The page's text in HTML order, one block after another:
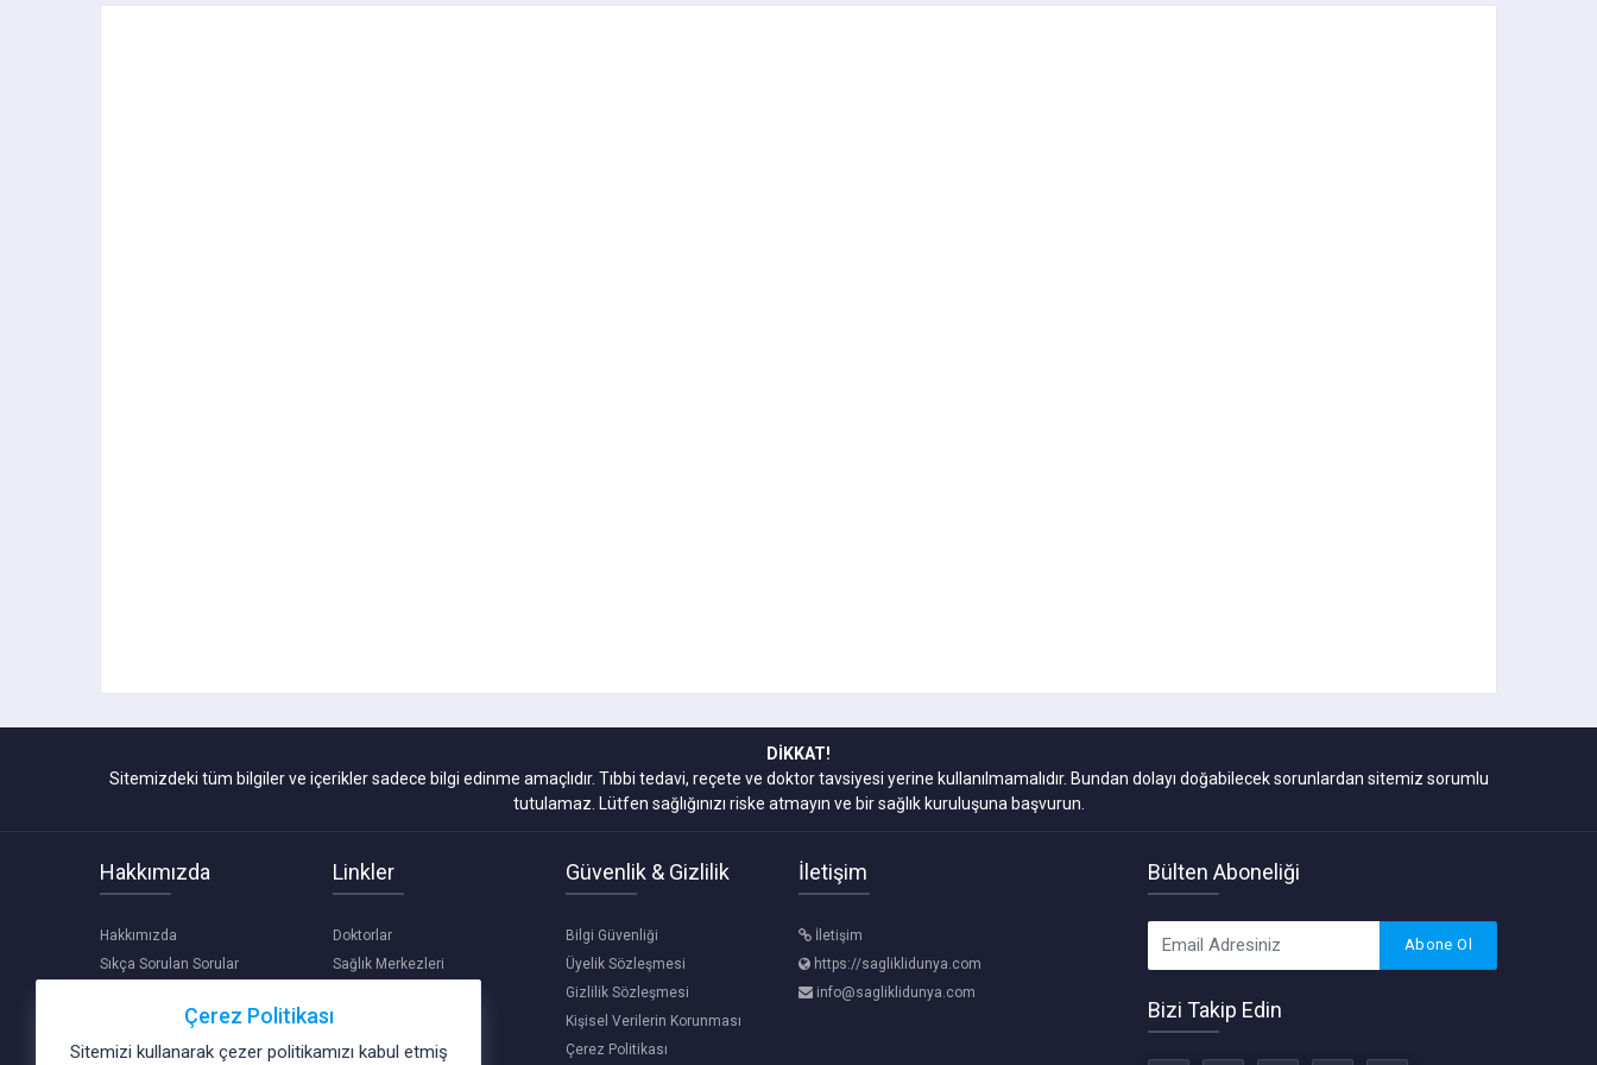
DİKKAT!
Sitemizdeki tüm bilgiler ve içerikler sadece bilgi edinme amaçlıdır. Tıbbi tedavi, reçete ve doktor tavsiyesi yerine kullanılmamalıdır. Bundan dolayı doğabilecek sorunlardan sitemiz sorumlu
tutulamaz. Lütfen sağlığınızı riske atmayın ve bir sağlık kuruluşuna başvurun.
Hakkımızda
Hakkımızda
Sıkça Sorulan Sorular
Site Haritası
Linkler
Doktorlar
Sağlık Merkezleri
Videolar
Haberler
Güvenlik & Gizlilik
Bilgi Güvenliği
Üyelik Sözleşmesi
Gizlilik Sözleşmesi
Kişisel Verilerin Korunması
Çerez Politikası
İletişim
İletişim
https://sagliklidunya.com
info@sagliklidunya.com
Bülten Aboneliği
Abone Ol
Bizi Takip Edin
Çerez Politikası
Sitemizi kullanarak çezer politikamızı kabul etmiş